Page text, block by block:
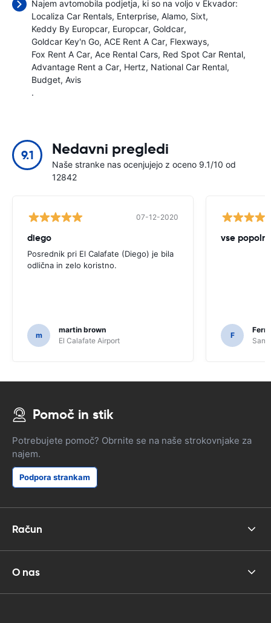
Najem avtomobila podjetja, ki so na voljo v Ekvador:
Localiza Car Rentals Enterprise Alamo Sixt
Keddy By Europcar Europcar Goldcar
Goldcar Key'n Go ACE Rent A Car Flexways
Fox Rent A Car Ace Rental Cars Red Spot Car Rental
Advantage Rent a Car Hertz National Car Rental
Budget Avis
.
9.1 Nedavni pregledi
Naše stranke nas ocenjujejo z oceno 9.1/10 od
12842
07-12-2020
diego
Posrednik pri El Calafate (Diego) je bila
odlična in zelo koristno.
m
martin brown
El Calafate Airport
vse
F
Pomoč in stik
Potrebujete pomoč? Obrnite se na naše strokovnjake za
najem.
Podpora strankam
Račun
O nas